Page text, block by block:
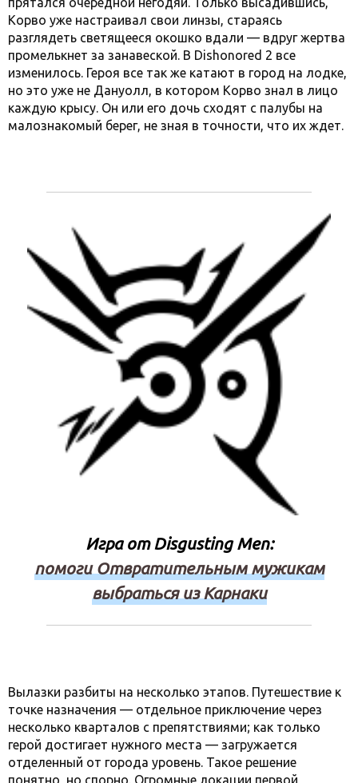
Корво уже настраивал свои линзы, стараясь
разглядеть светящееся окошко вдали — вдруг жертва
промелькнет за занавеской. В Dishonored 2 все
изменилось. Героя все так же катают в город на лодке,
но это уже не Дануолл, в котором Корво знал в лицо
каждую крысу. Он или его дочь сходят с палубы на
малознакомый берег, не зная в точности, что их ждет.
Игра от Disgusting Men:
помоги Отвратительным мужикам
выбраться из Карнаки
Вылазки разбиты на несколько этапов. Путешествие к
точке назначения — отдельное приключение через
несколько кварталов с препятствиями; как только
герой достигает нужного места — загружается
отделенный от города уровень. Такое решение
понятно, но спорно. Огромные локации первой